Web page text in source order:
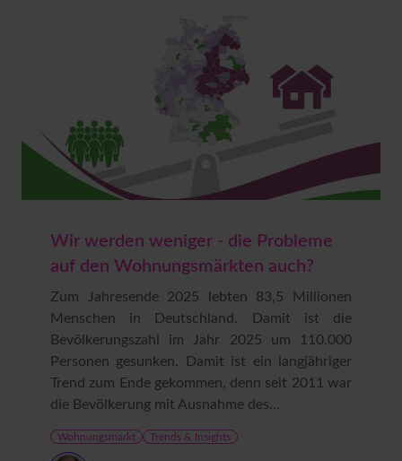
Wir werden weniger - die Probleme
auf den Wohnungsmärkten auch?
Zum Jahresende 2025 lebten 83,5 Millionen
Menschen in Deutschland. Damit ist die
Bevölkerungszahl im Jahr 2025 um 110.000
Personen gesunken. Damit ist ein langjähriger
Trend zum Ende gekommen, denn seit 2011 war
die Bevölkerung mit Ausnahme des...
Wohnungsmarkt Trends & Insights